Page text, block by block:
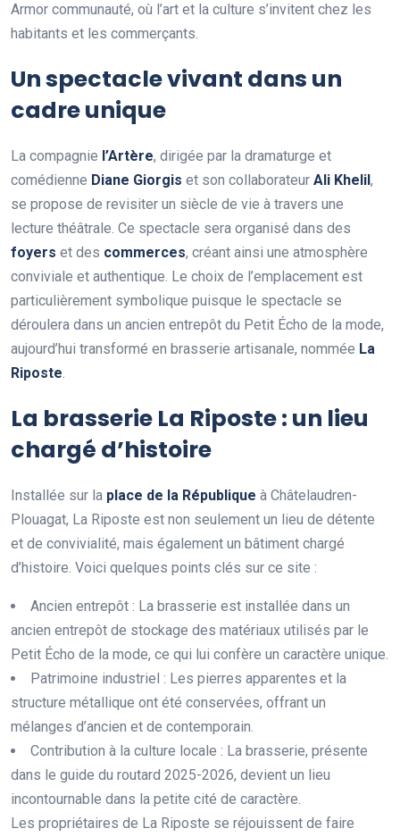
Armor communauté, où l’art et la culture s’invitent chez les
habitants et les commerçants.
Un spectacle vivant dans un
cadre unique
La compagnie l’Artère, dirigée par la dramaturge et
comédienne Diane Giorgis et son collaborateur Ali Khelil,
se propose de revisiter un siècle de vie à travers une
lecture théâtrale. Ce spectacle sera organisé dans des
foyers et des commerces, créant ainsi une atmosphère
conviviale et authentique. Le choix de l’emplacement est
particulièrement symbolique puisque le spectacle se
déroulera dans un ancien entrepôt du Petit Écho de la mode,
aujourd’hui transformé en brasserie artisanale, nommée La
Riposte.
La brasserie La Riposte : un lieu
chargé d’histoire
Installée sur la place de la République à Châtelaudren-
Plouagat, La Riposte est non seulement un lieu de détente
et de convivialité, mais également un bâtiment chargé
d’histoire. Voici quelques points clés sur ce site :
Ancien entrepôt : La brasserie est installée dans un
ancien entrepôt de stockage des matériaux utilisés par le
Petit Écho de la mode, ce qui lui confère un caractère unique.
Patrimoine industriel : Les pierres apparentes et la
structure métallique ont été conservées, offrant un
mélanges d’ancien et de contemporain.
Contribution à la culture locale : La brasserie, présente
dans le guide du routard 2025-2026, devient un lieu
incontournable dans la petite cité de caractère.
Les propriétaires de La Riposte se réjouissent de faire